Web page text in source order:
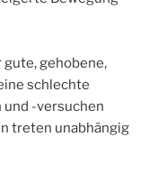
gehobene,
schlechte
-versuchen
treten unabhängig